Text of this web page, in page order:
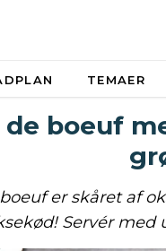
TEMAER
de boeuf
er skåret af
Servér med